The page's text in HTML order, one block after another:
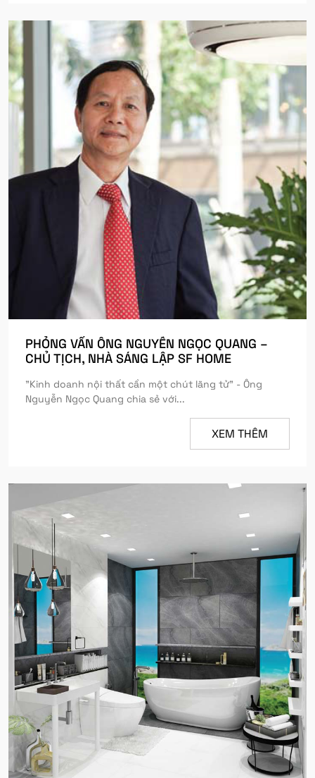
PHỎNG VẤN ÔNG NGUYỄN NGỌC QUANG –
CHỦ TỊCH, NHÀ SÁNG LẬP SF HOME
"Kinh doanh nội thất cần một chút lãng tử" - Ông
Nguyễn Ngọc Quang chia sẻ với...
XEM THÊM